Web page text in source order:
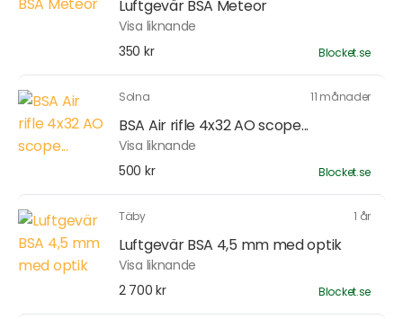
Luftgevär BSA Meteor
Visa liknande
350 kr
Blocket.se
Solna 11 månader
BSA Air rifle 4x32 AO scope...
Visa liknande
500 kr
Blocket.se
Täby 1 år
Luftgevär BSA 4,5 mm med optik
Visa liknande
2 700 kr
Blocket.se